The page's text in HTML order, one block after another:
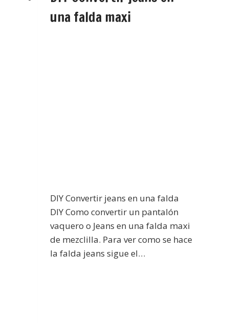
una falda maxi
DIY Convertir jeans en una falda
DIY Como convertir un pantalón
vaquero o Jeans en una falda maxi
de mezclilla. Para ver como se hace
la falda jeans sigue el…